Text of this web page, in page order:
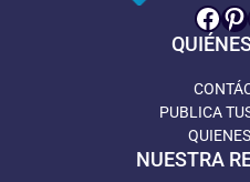
PUBLICA
NUESTRA